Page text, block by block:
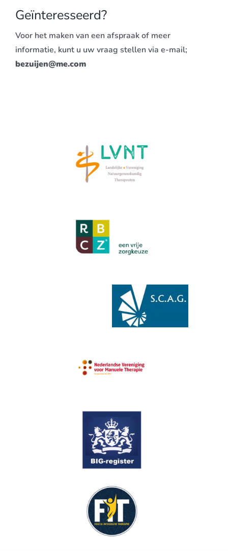
Geïnteresseerd?
Voor het maken van een afspraak of meer
informatie, kunt u uw vraag stellen via e-mail;
bezuijen@me.com